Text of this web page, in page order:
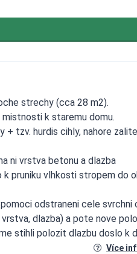
strechy (cca 28 m2).
k staremu domu.
+ tzv. hurdis cihly, nahore zalite
ni vrstva betonu a dlazba
pruniku vlhkosti stropem do
odstraneni cele svrchni
dlazba) a pote nove
stihli polozit dlazbu doslo k
Více